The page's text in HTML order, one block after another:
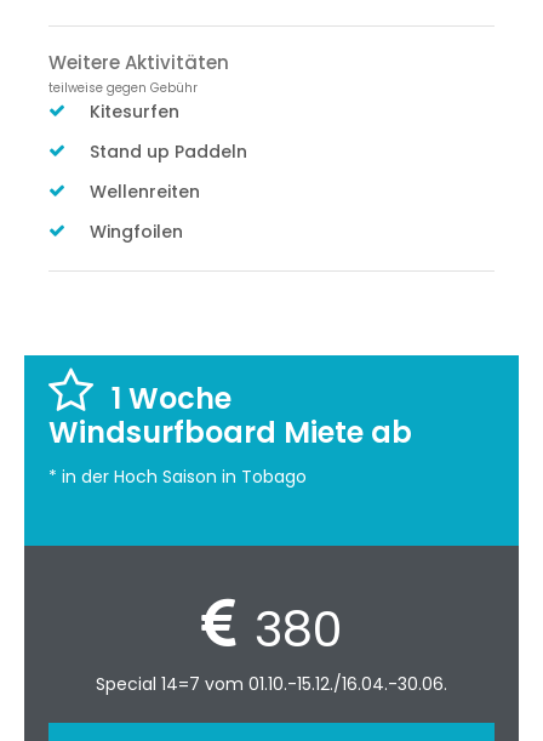
Weitere Aktivitäten
teilweise gegen Gebühr
Kitesurfen
Stand up Paddeln
Wellenreiten
Wingfoilen
1 Woche
Windsurfboard Miete ab
* in der Hoch Saison in Tobago
380
Special 14=7 vom 01.10.-15.12./16.04.-30.06.